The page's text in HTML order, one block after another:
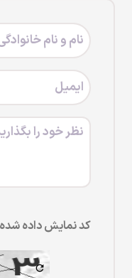
کد نمایش داده شده